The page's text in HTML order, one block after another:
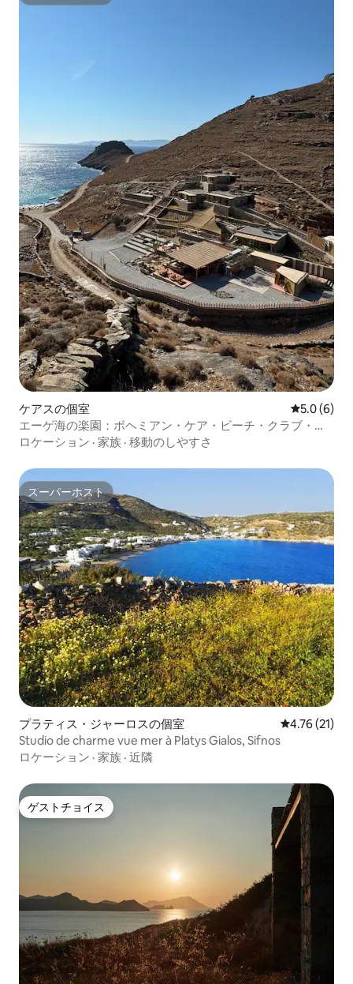
ケアスの個室 レビュー6
5.0 (6)
エーゲ海の楽園：ボヘミアン・ケア・ビーチ・クラブ・リ
ゾート
ロケーション · 家族 · 移動のしやすさ
スーパーホスト
スーパーホスト
プラティス・ジャーロスの個室 レビュー21
4.76 (21)
Studio de charme vue mer à Platys Gialos, Sifnos
ロケーション · 家族 · 近隣
ゲストチョイス
ゲストチョイス